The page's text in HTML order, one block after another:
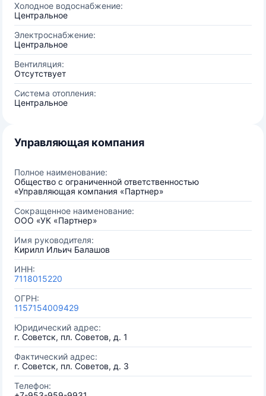
Холодное водоснабжение:
Центральное
Электроснабжение:
Центральное
Вентиляция:
Отсутствует
Система отопления:
Центральное
Управляющая компания
Полное наименование:
Общество с ограниченной ответственностью
«Управляющая компания «Партнер»
Сокращенное наименование:
ООО «УК «Партнер»
Имя руководителя:
Кирилл Ильич Балашов
ИНН:
7118015220
ОГРН:
1157154009429
Юридический адрес:
г. Советск, пл. Советов, д. 1
Фактический адрес:
г. Советск, пл. Советов, д. 3
Телефон: